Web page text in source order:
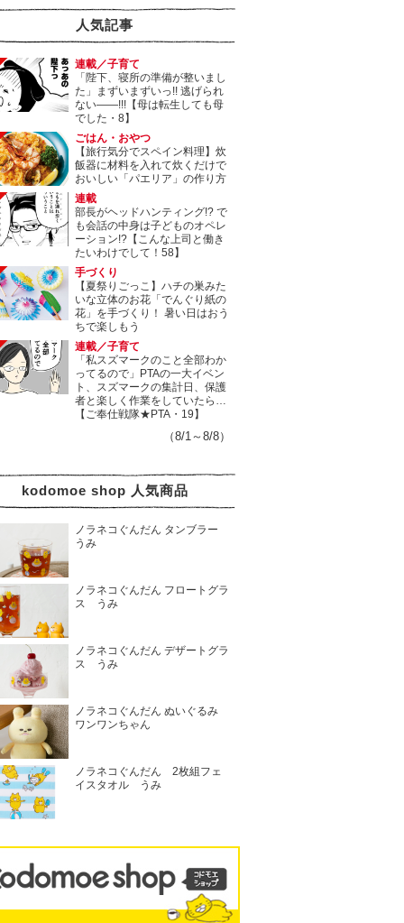
人気記事
連載／子育て
「陛下、寝所の準備が整いまし
た」まずいまずいっ!! 逃げられ
ない――!!!【母は転生しても母
でした・8】
ごはん・おやつ
【旅行気分でスペイン料理】炊
飯器に材料を入れて炊くだけで
おいしい「パエリア」の作り方
連載
部長がヘッドハンティング!? で
も会話の中身は子どものオペレ
ーション!?【こんな上司と働き
たいわけでして！58】
手づくり
【夏祭りごっこ】ハチの巣みた
いな立体のお花「でんぐり紙の
花」を手づくり！ 暑い日はおう
ちで楽しもう
連載／子育て
「私スズマークのこと全部わか
ってるので」PTAの一大イベン
ト、スズマークの集計日、保護
者と楽しく作業をしていたら…
【ご奉仕戦隊★PTA・19】
（8/1～8/8）
kodomoe shop 人気商品
ノラネコぐんだん タンブラー
うみ
ノラネコぐんだん フロートグラ
ス うみ
ノラネコぐんだん デザートグラ
ス うみ
ノラネコぐんだん ぬいぐるみ
ワンワンちゃん
ノラネコぐんだん 2枚組フェ
イスタオル うみ